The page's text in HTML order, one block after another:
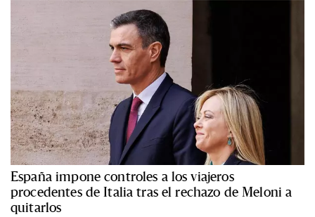
España impone controles a los viajeros
procedentes de Italia tras el rechazo de Meloni a
quitarlos